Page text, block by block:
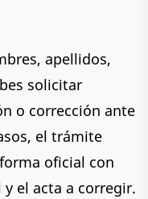
apellidos,
solicitar
o corrección ante
el trámite
oficial con
el acta a corregir.